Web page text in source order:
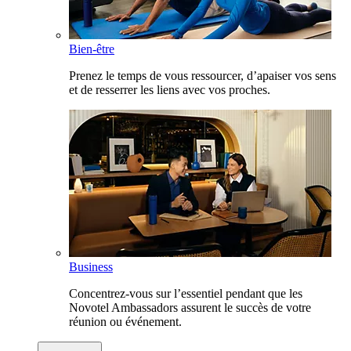
Bien-être
Prenez le temps de vous ressourcer, d’apaiser vos sens
et de resserrer les liens avec vos proches.
Business
Concentrez-vous sur l’essentiel pendant que les
Novotel Ambassadors assurent le succès de votre
réunion ou événement.